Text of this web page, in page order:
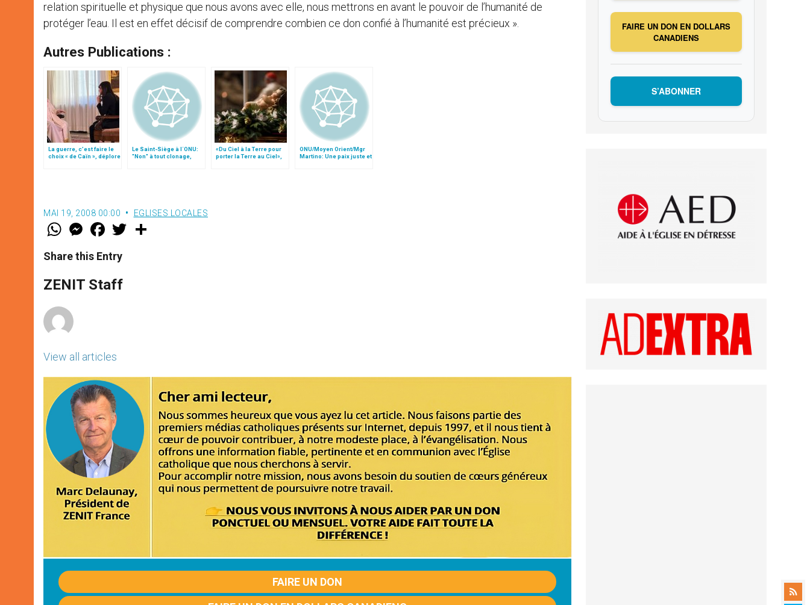
relation spirituelle et physique que nous avons avec elle, nous mettrons en avant le pouvoir de l’humanité de
protéger l’eau. Il est en effet décisif de comprendre combien ce don confié à l’humanité est précieux ».
Autres Publications :
La guerre, c’est faire le
choix « de Caïn », déplore
Le Saint-Siège à l´ONU:
"Non" à tout clonage,
«Du Ciel à la Terre pour
porter la Terre au Ciel»,
ONU/Moyen Orient/Mgr
Martino: Une paix juste et
MAI 19, 2008 00:00 EGLISES LOCALES
W
t
s
p
p
M
e
s
e
g
e
F
a
e
b
o
k
w
Share this Entry
ZENIT Staff
View all articles
FAIRE UN DON
FAIRE UN DON EN DOLLARS
CANADIENS
S’ABONNER